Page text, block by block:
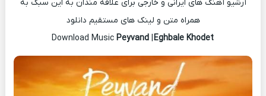
آرشیو آهنگ های ایرانی و خارجی برای علاقه مندان به این سبک به
همراه متن و لینک های مستقیم دانلود
Peyvand |Eghbale Khodet